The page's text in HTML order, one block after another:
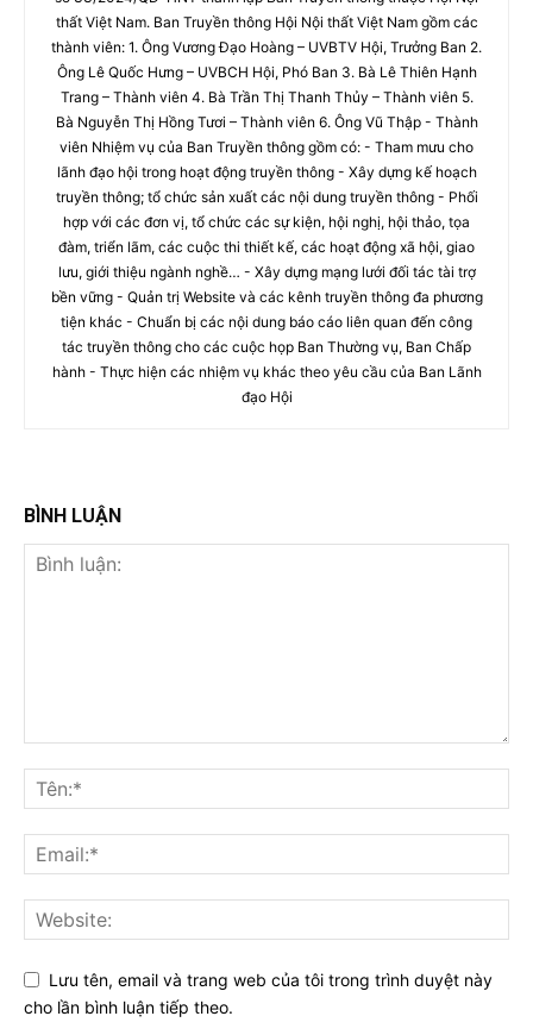
thất Việt Nam. Ban Truyền thông Hội Nội thất Việt Nam gồm các
thành viên: 1. Ông Vương Đạo Hoàng – UVBTV Hội, Trưởng Ban 2.
Ông Lê Quốc Hưng – UVBCH Hội, Phó Ban 3. Bà Lê Thiên Hạnh
Trang – Thành viên 4. Bà Trần Thị Thanh Thủy – Thành viên 5.
Bà Nguyễn Thị Hồng Tươi – Thành viên 6. Ông Vũ Thập - Thành
viên Nhiệm vụ của Ban Truyền thông gồm có: - Tham mưu cho
lãnh đạo hội trong hoạt động truyền thông - Xây dựng kế hoạch
truyền thông; tổ chức sản xuất các nội dung truyền thông - Phối
hợp với các đơn vị, tổ chức các sự kiện, hội nghị, hội thảo, tọa
đàm, triển lãm, các cuộc thi thiết kế, các hoạt động xã hội, giao
lưu, giới thiệu ngành nghề… - Xây dựng mạng lưới đối tác tài trợ
bền vững - Quản trị Website và các kênh truyền thông đa phương
tiện khác - Chuẩn bị các nội dung báo cáo liên quan đến công
tác truyền thông cho các cuộc họp Ban Thường vụ, Ban Chấp
hành - Thực hiện các nhiệm vụ khác theo yêu cầu của Ban Lãnh
đạo Hội
BÌNH LUẬN
Lưu tên, email và trang web của tôi trong trình duyệt này
cho lần bình luận tiếp theo.